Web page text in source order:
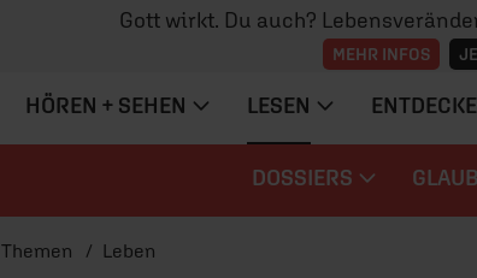
Gott wirkt. Du auch?
MEHR INFOS
HÖREN + SEHEN LESEN
DOSSIERS
Themen Leben